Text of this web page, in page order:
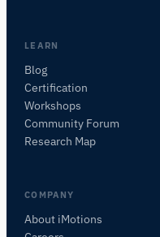
LEARN
Blog
Certification
Workshops
Community Forum
Research Map
COMPANY
About iMotions
この記事について質問
この記事を要約
これをどう応用できますか？